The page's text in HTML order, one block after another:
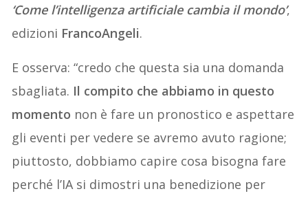
‘Come l’intelligenza artificiale cambia il mondo’,
edizioni FrancoAngeli.
E osserva: “credo che questa sia una domanda
sbagliata. Il compito che abbiamo in questo
momento non è fare un pronostico e aspettare
gli eventi per vedere se avremo avuto ragione;
piuttosto, dobbiamo capire cosa bisogna fare
perché l’IA si dimostri una benedizione per